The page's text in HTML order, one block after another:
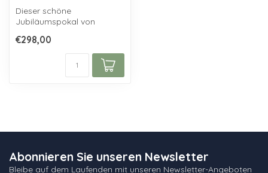
Dieser schöne
Jubiläumspokal von
aus dem Jahr 1923 und...
€298,00
Abonnieren Sie unseren Newsletter
Bleibe auf dem Laufenden mit unseren Newsletter-Angeboten